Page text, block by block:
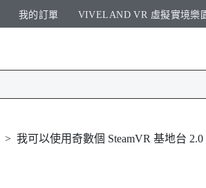
我的訂單 VIVELAND VR 虛擬實境樂
> 我可以使用奇數個 SteamVR 基地台 2.0